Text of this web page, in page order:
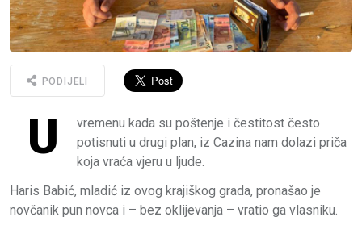
PODIJELI
U
vremenu kada su poštenje i čestitost često
potisnuti u drugi plan, iz Cazina nam dolazi priča
koja vraća vjeru u ljude.
Haris Babić, mladić iz ovog krajiškog grada, pronašao je
novčanik pun novca i – bez oklijevanja – vratio ga vlasniku.